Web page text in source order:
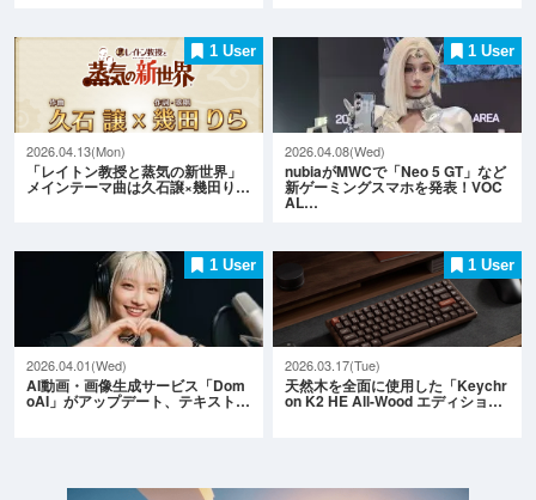
1 User
2026.04.13(Mon)
「レイトン教授と蒸気の新世界」
メインテーマ曲は久石譲×幾田り…
1 User
2026.04.08(Wed)
nubiaがMWCで「Neo 5 GT」など
新ゲーミングスマホを発表！VOC
AL…
1 User
2026.04.01(Wed)
AI動画・画像生成サービス「Dom
oAI」がアップデート、テキスト…
1 User
2026.03.17(Tue)
天然木を全面に使用した「Keychr
on K2 HE All-Wood エディショ…